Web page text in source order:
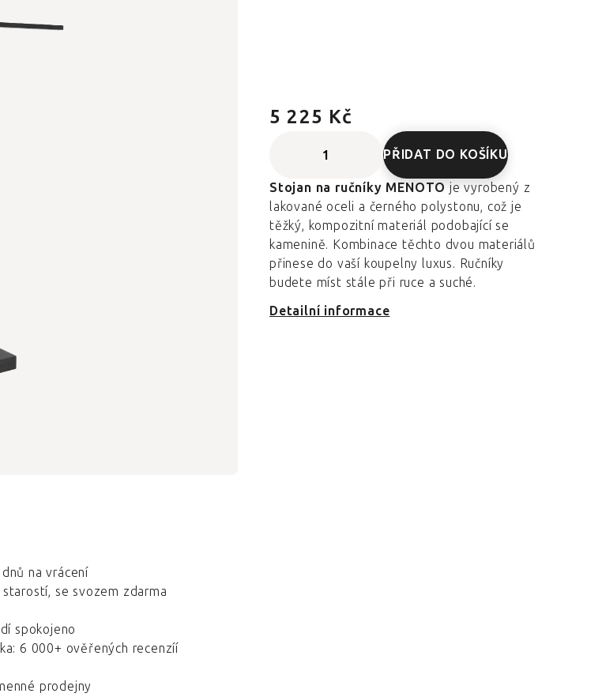
5 225 Kč
PŘIDAT DO KOŠÍKU
Stojan na ručníky MENOTO je vyrobený z
lakované oceli a černého polystonu, což je
těžký, kompozitní materiál podobající se
kamenině. Kombinace těchto dvou materiálů
přinese do vaší koupelny luxus. Ručníky
budete míst stále při ruce a suché.
Detailní informace
na vrácení
starostí, se svozem zdarma
spokojeno
6 000+ ověřených recenzíí
prodejny